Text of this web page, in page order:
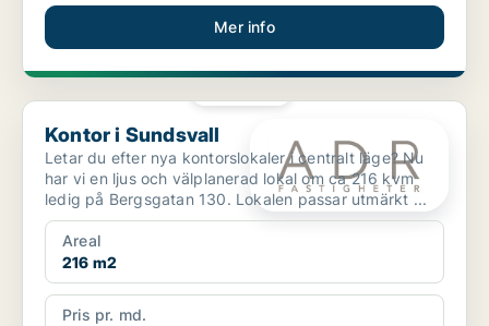
Mer info
Kontor i Sundsvall
Kontor i Sundsvall
Letar du efter nya kontorslokaler i centralt läge? Nu
har vi en ljus och välplanerad lokal om ca 216 kvm
ledig på Bergsgatan 130. Lokalen passar utmärkt ...
Areal
216 m2
Pris pr. md.